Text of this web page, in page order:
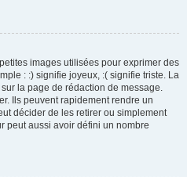
images utilisées pour exprimer des
: :) signifie joyeux, :( signifie triste. La
la page de rédaction de message.
Ils peuvent rapidement rendre un
décider de les retirer ou simplement
peut aussi avoir défini un nombre